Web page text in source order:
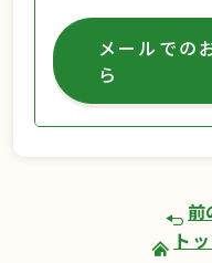
メールでの
ら
前
ト